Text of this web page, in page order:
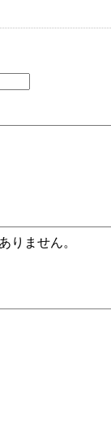
りません。